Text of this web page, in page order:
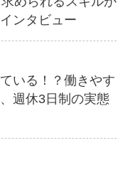
ンタビュー
いる！？働きやす
週休3日制の実態